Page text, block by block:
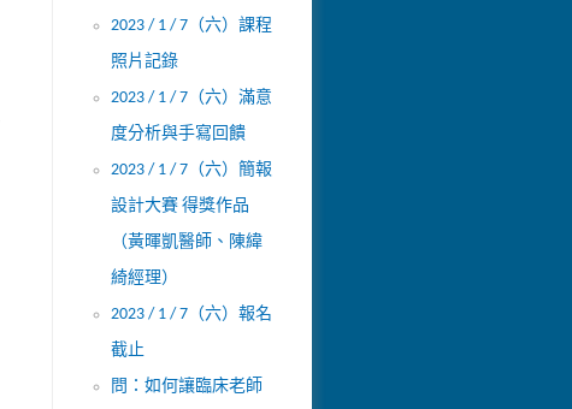
2023 / 1 / 7（六）課程
照片記錄
2023 / 1 / 7（六）滿意
度分析與手寫回饋
2023 / 1 / 7（六）簡報
設計大賽 得獎作品
（黃暉凱醫師、陳緯
綺經理）
2023 / 1 / 7（六）報名
截止
問：如何讓臨床老師